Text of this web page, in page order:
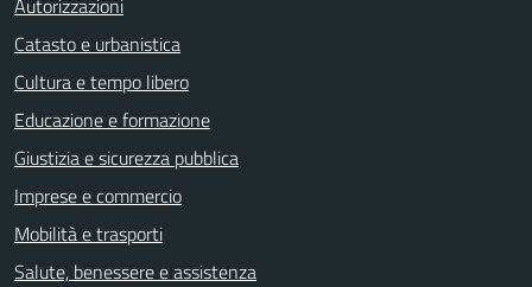
Catasto e urbanistica
Cultura e tempo libero
Educazione e formazione
Giustizia e sicurezza pubblica
Imprese e commercio
Mobilità e trasporti
Salute, benessere e assistenza